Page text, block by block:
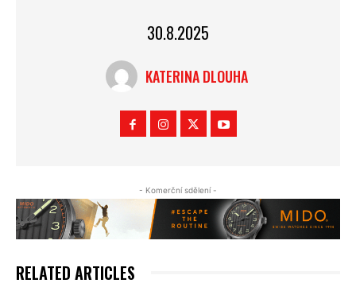
30.8.2025
KATERINA DLOUHA
- Komerční sdělení -
RELATED ARTICLES